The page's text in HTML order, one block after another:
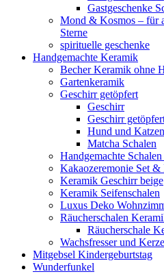
Gastgeschenke
Mond & Kosmos – für
Sterne
spirituelle geschenke
Handgemachte Keramik
Becher Keramik ohne
Gartenkeramik
Geschirr getöpfert
Geschirr
Geschirr
Hund und
Matcha Schalen
Handgemachte
Kakaozeremonie Set &
Keramik Geschirr beige
Keramik Seifenschalen
Luxus Deko
Räucherschalen
Räucherschale
Wachsfresser und
Mitgebsel Kindergeburtstag
Wunderfunkel